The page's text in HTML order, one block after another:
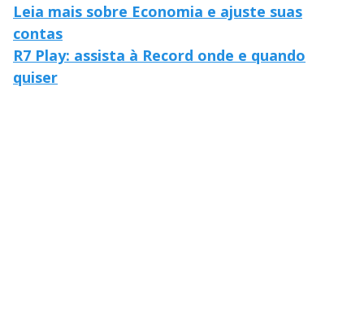
Leia mais sobre Economia e ajuste suas
contas
R7 Play: assista à Record onde e quando
quiser